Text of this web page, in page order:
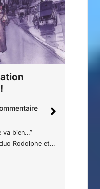
va bien…”
Rodolphe et…